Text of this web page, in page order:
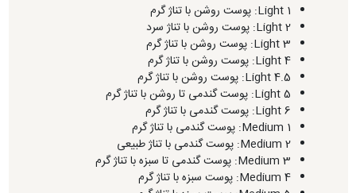
Light 1: پوست روشن با تناژ گرم
Light 2: پوست روشن با تناژ سرد
Light 3: پوست روشن با تناژ گرم
Light 4: پوست روشن با تناژ گرم
Light 4.5: پوست روشن با تناژ گرم
Light 5: پوست گندمی تا روشن با تناژ گرم
Light 6: پوست گندمی با تناژ گرم
Medium 1: پوست گندمی با تناژ گرم
Medium 2: پوست گندمی با تناژ طبیعی
Medium 3: پوست گندمی تا سبزه با تناژ گرم
Medium 4: پوست سبزه با تناژ گرم